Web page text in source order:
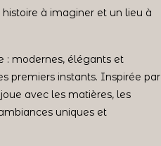
à imaginer et un lieu à
: modernes, élégants et
premiers instants. Inspirée par
avec les matières, les
uniques et